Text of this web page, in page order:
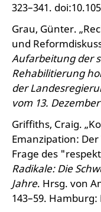
323–341.
Grau, Günter.
und
Aufarbeitung der
Rehabilitierung
der
vom 13. Dezember
Griffiths, Craig.
Emanzipation:
Frage des
Radikale: Die
Jahre. Hrsg. von
143–59.